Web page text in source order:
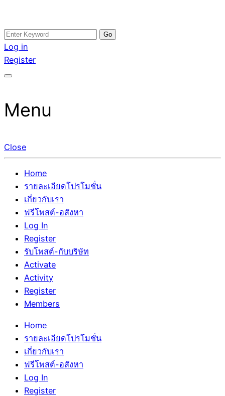
Skip
to
content
อสังหาโพสต์ รีวิวเยอะ รับจ้างโพสต์ขายบ้าน รับจ้างโพสต์อสัง
หา แตกต่างอย่างตั้งใจ รับรองผล อันดับ1 การโพสต์ขายอสังหา
กับทีมงานบริษัท บ้าน ที่ดิน คอนโด ติดGoogleหน้าแรกได้จริงๆ
รับจ้างโพสอสังหา ขายบ้าน อสังหาโพสต์ เชื่อถือได้จริง รับ
โพสต์ ที่ดิน กับทีมงานบริษัท ถูกและดีที่สุด ไม่มีค่านายหน้า
ขายได้จริงๆ ช่วยสร้างโอกาสในการขายได้มากกว่า ที่เดียว ที่
Search
for:
Log in
Register
Menu
Close
Home
รายละเอียดโปรโมชั่น
เกี่ยวกับเรา
ฟรีโพสต์-อสังหา
Log In
Register
รับโพสต์-กับบริษัท
Activate
Activity
Register
Members
Home
รายละเอียดโปรโมชั่น
เกี่ยวกับเรา
ฟรีโพสต์-อสังหา
Log In
Register